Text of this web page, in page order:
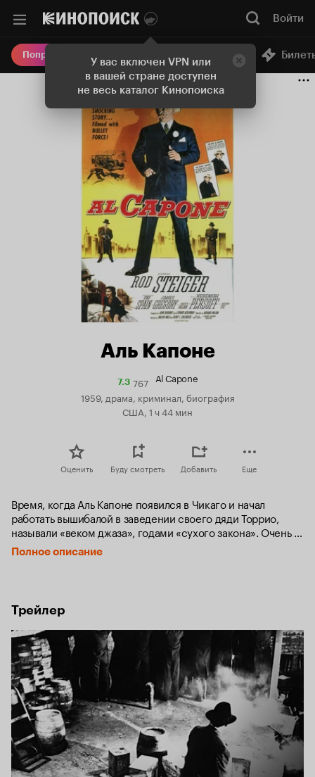
У вас включен VPN или
в вашей стране доступен
не весь каталог Кинопоиска
Войти
Попробовать Плюс Онлайн-кинотеатр
Аль Капоне
7.3Рейтинг
7.3
767 Al Capone
1959, драма, криминал, биография
США, 1 ч 44 мин
Оценить Буду смотреть Добавить Еще
Время, когда Аль Капоне появился в Чикаго и начал
работать вышибалой в заведении своего дяди Торрио,
называли «веком джаза», годами «сухого закона». Очень
быстро Капоне вошел в число пяти «владельцев» города,
которые поделили Чикаго на сферы влияния и начали
Полное описание
Трейлер